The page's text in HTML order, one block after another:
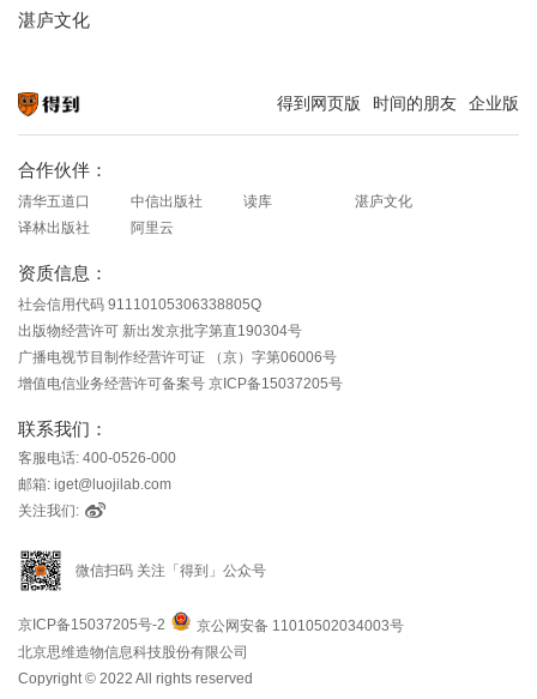
湛庐文化
得到网页版 时间的朋友 企业版
合作伙伴：
清华五道口 中信出版社 读库
湛庐文化
译林出版社
阿里云
资质信息：
社会信用代码 91110105306338805Q
出版物经营许可 新出发京批字第直190304号
广播电视节目制作经营许可证 （京）字第06006号
增值电信业务经营许可备案号 京ICP备15037205号
联系我们：
客服电话: 400-0526-000
邮箱: iget@luojilab.com
关注我们:
微信扫码 关注「得到」公众号
京ICP备15037205号-2
京公网安备 11010502034003号
北京思维造物信息科技股份有限公司
Copyright © 2022 All rights reserved